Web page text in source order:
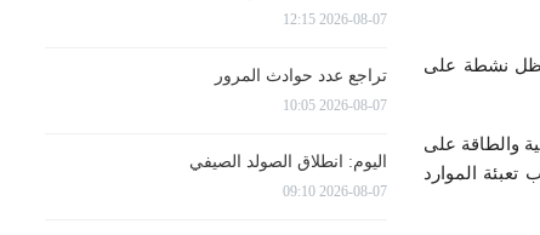
تظل نشطة على
والطاقة على
الموارد
2026-08-07 12:15
تراجع عدد حوادث المرور
2026-08-07 10:05
اليوم: انطلاق الصولد الصيفي
2026-08-07 09:10